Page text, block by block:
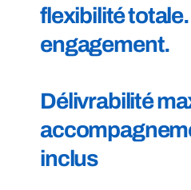
flexibilité
engagement.
Délivrabilité
inclus